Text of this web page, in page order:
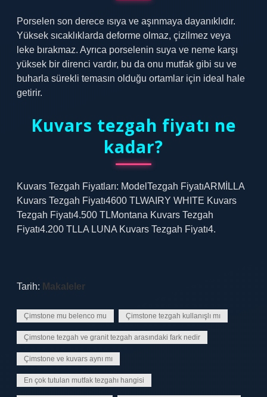
Porselen son derece ısıya ve aşınmaya dayanıklıdır.
Yüksek sıcaklıklarda deforme olmaz, çizilmez veya
leke bırakmaz. Ayrıca porselenin suya ve neme karşı
yüksek bir direnci vardır, bu da onu mutfak gibi su ve
buharla sürekli temasın olduğu ortamlar için ideal hale
getirir.
Kuvars tezgah fiyatı ne
kadar?
Kuvars Tezgah Fiyatları: ModelTezgah FiyatıARMİLLA
Kuvars Tezgah Fiyatı4600 TLWAIRY WHITE Kuvars
Tezgah Fiyatı4.500 TLMontana Kuvars Tezgah
Fiyatı4.200 TLLA LUNA Kuvars Tezgah Fiyatı4.
Tarih: Makaleler
Çimstone mu belenco mu Çimstone tezgah kullanışlı mı
Çimstone tezgah ve granit tezgah arasındaki fark nedir
Çimstone ve kuvars aynı mı
En çok tutulan mutfak tezgahı hangisi